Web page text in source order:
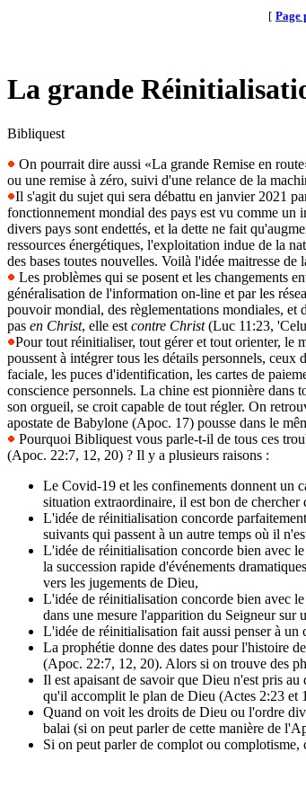
[ Page
La grande
Bibliquest
On pourrait dire aussi «La grande Remise en
ou une remise à zéro, suivi d'une relance de la
Il s'agit du sujet qui sera débattu en janvier 2021
fonctionnement mondial des pays est vu comme
divers pays sont endettés, et la dette ne fait
ressources énergétiques, l'exploitation indue de la
des bases toutes nouvelles. Voilà l'idée maitresse de
Les problèmes qui se posent et les changements
généralisation de l'information on-line et par les
pouvoir mondial, des règlementations mondiales,
pas en Christ, elle est contre Christ(Luc 11:23,
Pour tout réinitialiser, tout gérer et tout orienter, le
poussent à intégrer tous les détails personnels, ceux
faciale, les puces d'identification, les cartes de
conscience personnels. La chine est pionnière dans
son orgueil, se croit capable de tout régler. On
apostate de Babylone (Apoc. 17) pousse dans le
Pourquoi Bibliquest vous parle-t-il de tous ces
(Apoc. 22:7, 12, 20) ? Il y a plusieurs raisons :
Le Covid-19 et les confinements donnent un
situation extraordinaire, il est bon de chercher
L'idée de réinitialisation concorde
suivants qui passent à un autre temps où il
L'idée de réinitialisation concorde bien avec
la succession rapide d'événements
vers les jugements de Dieu,
L'idée de réinitialisation concorde bien avec
dans une mesure l'apparition du Seigneur
L'idée de réinitialisation fait aussi penser à
La prophétie donne des dates pour l'histoire
(Apoc. 22:7, 12, 20). Alors si on trouve des
Il est apaisant de savoir que Dieu n'est pris
qu'il accomplit le plan de Dieu (Actes 2:23 et
Quand on voit les droits de Dieu ou l'ordre
balai (si on peut parler de cette manière de
Si on peut parler de complot ou complotisme,